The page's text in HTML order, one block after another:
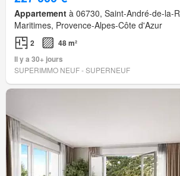
Appartement à 06730, Saint-André-de-la-
Maritimes, Provence-Alpes-Côte d'Azur
2
48 m²
Il y a 30+ jours
SUPERIMMO NEUF - SUPERNEUF